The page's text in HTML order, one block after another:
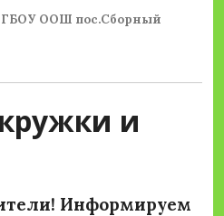
ГБОУ ООШ пос.Сборный
и
Информируем